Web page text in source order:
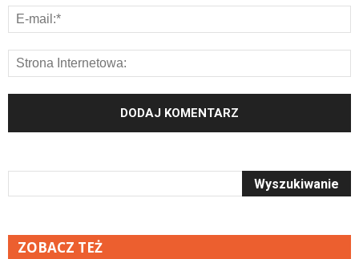
ZOBACZ TEŻ